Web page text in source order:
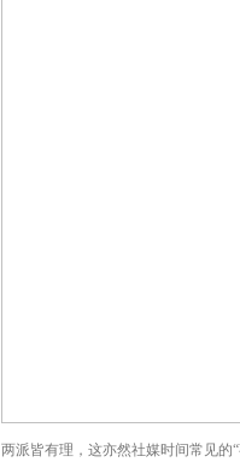
两派皆有理，这亦然社媒时间常见的